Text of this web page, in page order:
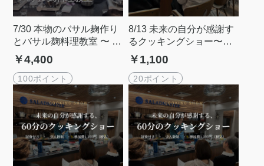
7/30 本物のバサル麹作り
とバサル麹料理教室 〜 腸
から整う、発酵の恵み 〜
￥4,400
100ポイント
8/13 未来の自分が感謝す
るクッキングショー〜料
理の常識アップデートセ
ミナー＠外苑前
￥1,100
20ポイント